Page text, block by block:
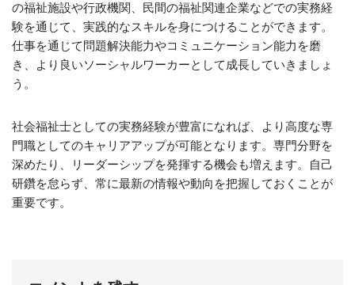
の福祉施設や行政機関、民間の福祉関連企業などでの実務経
験を通じて、実践的なスキルを身につけることができます。
仕事を通じて問題解決能力やコミュニケーション能力を磨
き、より良いソーシャルワーカーとして成長していきましょ
う。
社会福祉士としての実務経験が豊富になれば、より高度な専
門職としてのキャリアアップが可能となります。専門分野を
深めたり、リーダーシップを発揮する機会も増えます。自己
研鑽を怠らず、常に最新の情報や動向を把握しておくことが
重要です。